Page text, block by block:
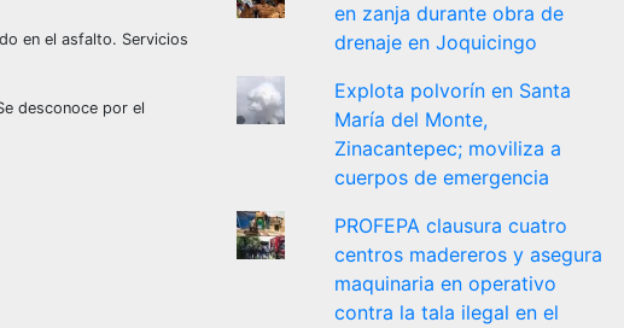
en el asfalto. Servicios
desconoce por el
en zanja durante obra de
drenaje en Joquicingo
Explota polvorín en Santa
María del Monte,
Zinacantepec; moviliza a
cuerpos de emergencia
PROFEPA clausura cuatro
centros madereros y asegura
maquinaria en operativo
contra la tala ilegal en el